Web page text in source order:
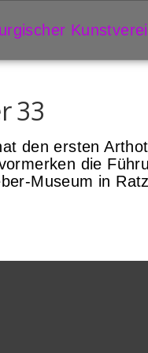
33
den ersten
die
Museum in